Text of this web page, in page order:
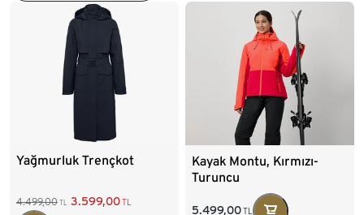
Yağmurluk Trençkot
4.499,00 TL 3.599,00TL
Kayak Montu, Kırmızı-
Turuncu
5.499,00TL